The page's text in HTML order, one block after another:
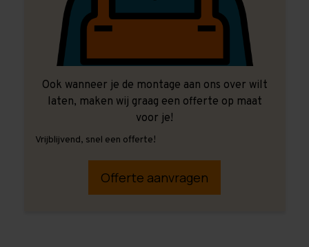
Ook wanneer je de montage aan ons over wilt
laten, maken wij graag een offerte op maat
voor je!
Vrijblijvend, snel een offerte!
Offerte aanvragen